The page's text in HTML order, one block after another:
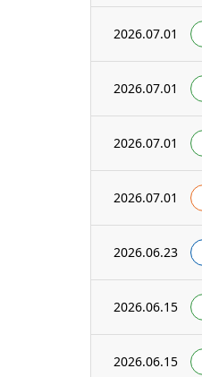
2026.07.01
2026.07.01
2026.07.01
2026.07.01
2026.06.23
2026.06.15
2026.06.15